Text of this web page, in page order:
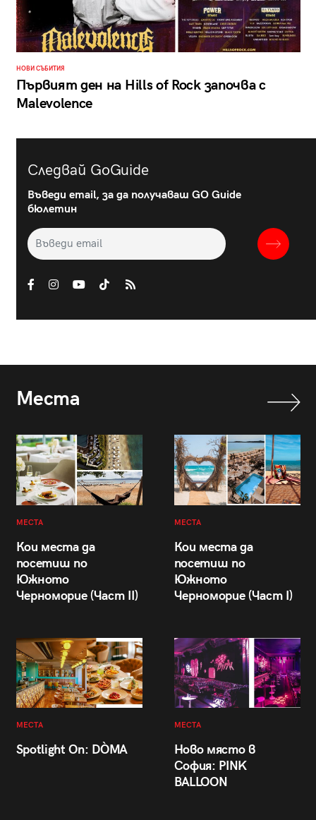
НОВИ СЪБИТИЯ
Първият ден на Hills of Rock започва с
Malevolence
Следвай GoGuide
Въведи email, за да получаваш GO Guide
бюлетин
Места
МЕСТА
Кои места да
посетиш по
Южното
Черноморие (Част II)
МЕСТА
Кои места да
посетиш по
Южното
Черноморие (Част I)
МЕСТА
Spotlight On: DÒMA
МЕСТА
Ново място в
София: PINK
BALLOON